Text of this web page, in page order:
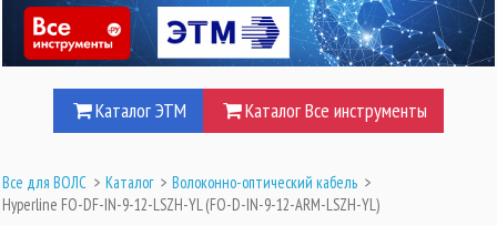
Каталог ЭТМ Каталог Все инструменты
Все для ВОЛС > Каталог > Волоконно-оптический кабель >
Hyperline FO-DF-IN-9-12-LSZH-YL (FO-D-IN-9-12-ARM-LSZH-YL)